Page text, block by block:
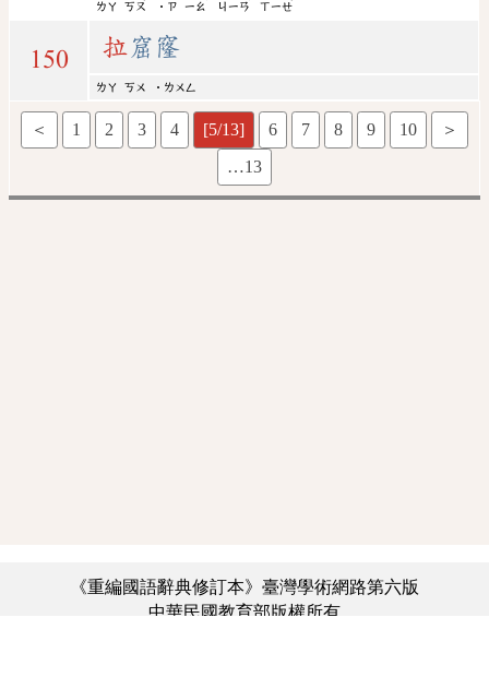
ㄌㄚ ㄎㄡ ˙ㄗ ㄧㄠ ㄐㄧㄢ ㄒㄧㄝ
150 拉 窟窿
ㄌㄚ ㄎㄨ ˙ㄌㄨㄥ
＜ 1 2 3 4 [5/13] 6 7 8 9 10
＞
…13
《重編國語辭典修訂本》臺灣學術網路第六版
中華民國教育部版權所有